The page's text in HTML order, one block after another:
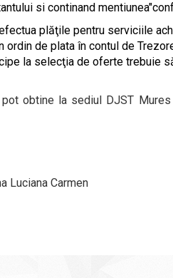
si continand
plăţile pentru serviciile
ordin de plata în contul de
la selecţia de oferte trebuie
obtine la sediul DJST
Luciana Carmen